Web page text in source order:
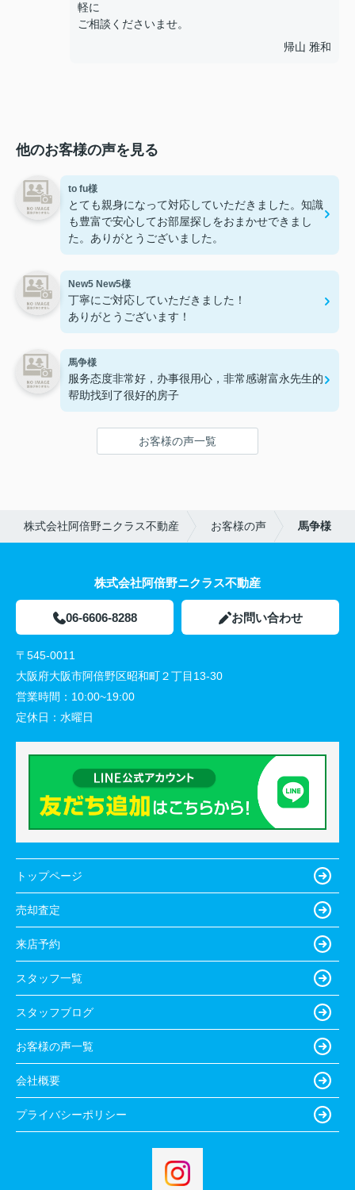
軽に
ご相談くださいませ。
帰山 雅和
他のお客様の声を見る
to fu様
とても親身になって対応していただきました。知識
も豊富で安心してお部屋探しをおまかせできまし
た。ありがとうございました。
New5 New5様
丁寧にご対応していただきました！
ありがとうございます！
馬争様
服务态度非常好，办事很用心，非常感谢富永先生的
帮助找到了很好的房子
お客様の声一覧
株式会社阿倍野ニクラス不動産 お客様の声 馬争様
株式会社阿倍野ニクラス不動産
06-6606-8288 お問い合わせ
〒545-0011
大阪府大阪市阿倍野区昭和町２丁目13-30
営業時間： 10:00~19:00
定休日： 水曜日
トップページ
売却査定
来店予約
スタッフ一覧
スタッフブログ
お客様の声一覧
会社概要
プライバシーポリシー